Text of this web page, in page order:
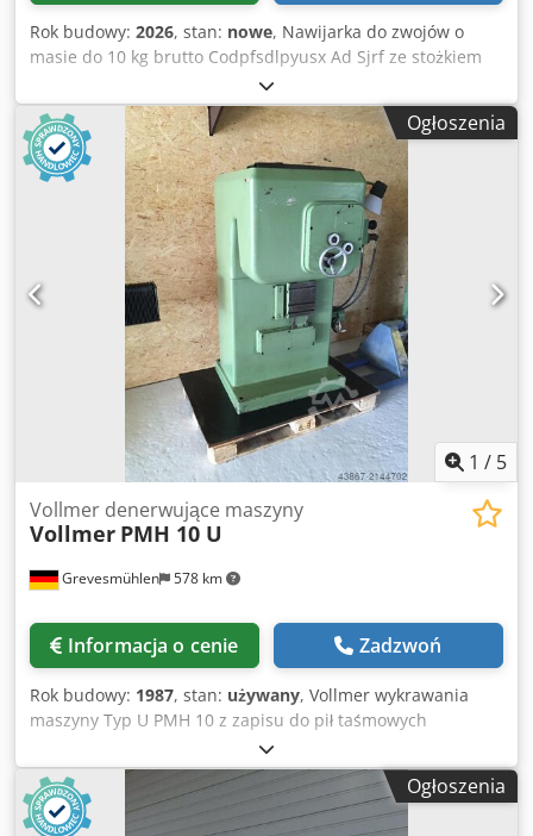
Rok budowy: 2026, stan: nowe, Nawijarka do zwojów o
masie do 10 kg brutto Codpfsdlpyusx Ad Sjrf ze stożkiem
napinającym i urządzeniem do układania z regulowaną
szerokością układania i prędkością układania
Ogłoszenia
1 / 5
Grevesmühlen 578 km
Vollmer denerwujące maszyny
Vollmer PMH 10 U
Informacja o cenie Zadzwoń
Rok budowy: 1987, stan: używany, Vollmer wykrawania
maszyny Typ U PMH 10 z zapisu do pił taśmowych
Ogłoszenia